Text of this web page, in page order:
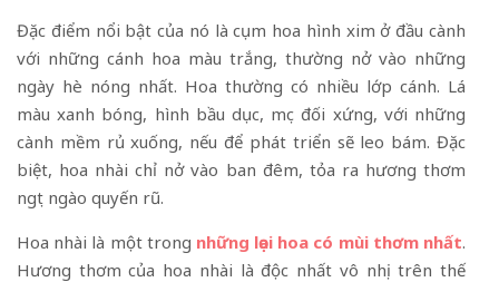
Đặc điểm nổi bật của nó là cụm hoa hình xim ở đầu cành
với những cánh hoa màu trắng, thường nở vào những
ngày hè nóng nhất. Hoa thường có nhiều lớp cánh. Lá
màu xanh bóng, hình bầu dục, mọc đối xứng, với những
cành mềm rủ xuống, nếu để phát triển sẽ leo bám. Đặc
biệt, hoa nhài chỉ nở vào ban đêm, tỏa ra hương thơm
ngọt ngào quyến rũ.
Hoa nhài là một trong những lọai hoa có mùi thơm nhất.
Hương thơm của hoa nhài là độc nhất vô nhị trên thế